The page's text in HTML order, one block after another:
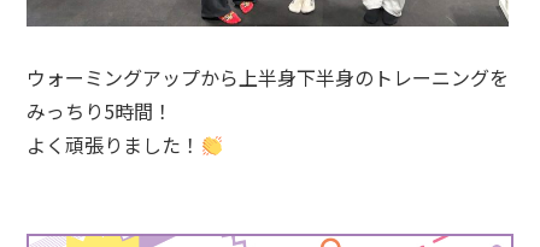
ウォーミングアップから上半身下半身のトレーニングを
みっちり5時間！
よく頑張りました！